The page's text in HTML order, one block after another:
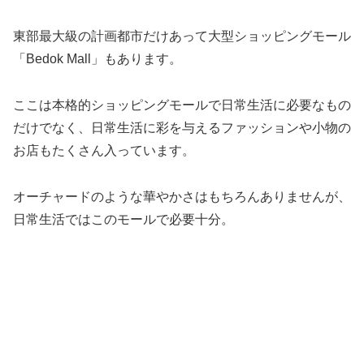
東部最大級の計画都市だけあって大型ショッピングモール
「Bedok Mall」もあります。
ここは本格的ショッピングモールで日常生活に必要なもの
だけでなく、日常生活に彩を与えるファッションや小物の
お店もたくさん入っています。
オーチャードのような華やかさはもちろんありませんが、
日常生活ではこのモールで必要十分。